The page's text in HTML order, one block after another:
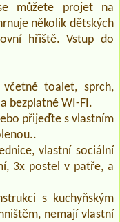
můžete projet na
několik dětských
hřiště. Vstup do
toalet, sprch,
bezplatné WI-FI.
přijeďte s vlastním
vlastní sociální
3x postel v patře, a
s kuchyňským
nemají vlastní